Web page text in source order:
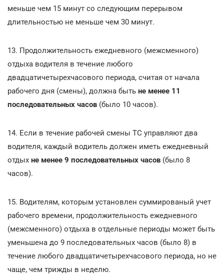
меньше чем 15 минут со следующим перерывом
длительностью не меньше чем 30 минут.
13. Продолжительность ежедневного (межсменного)
отдыха водителя в течение любого
двадцатичетырехчасового периода, считая от начала
рабочего дня (смены), должна быть не менее 11
последовательных часов (было 10 часов).
14. Если в течение рабочей смены ТС управляют два
водителя, каждый водитель должен иметь ежедневный
отдых не менее 9 последовательных часов (было 8
часов).
15. Водителям, которым установлен суммированый учет
рабочего времени, продолжительность ежедневного
(межсменного) отдыха в отдельные периоды может быть
уменьшена до 9 последовательных часов (было 8) в
течение любого двадцатичетырехчасового периода, но не
чаще, чем трижды в неделю.